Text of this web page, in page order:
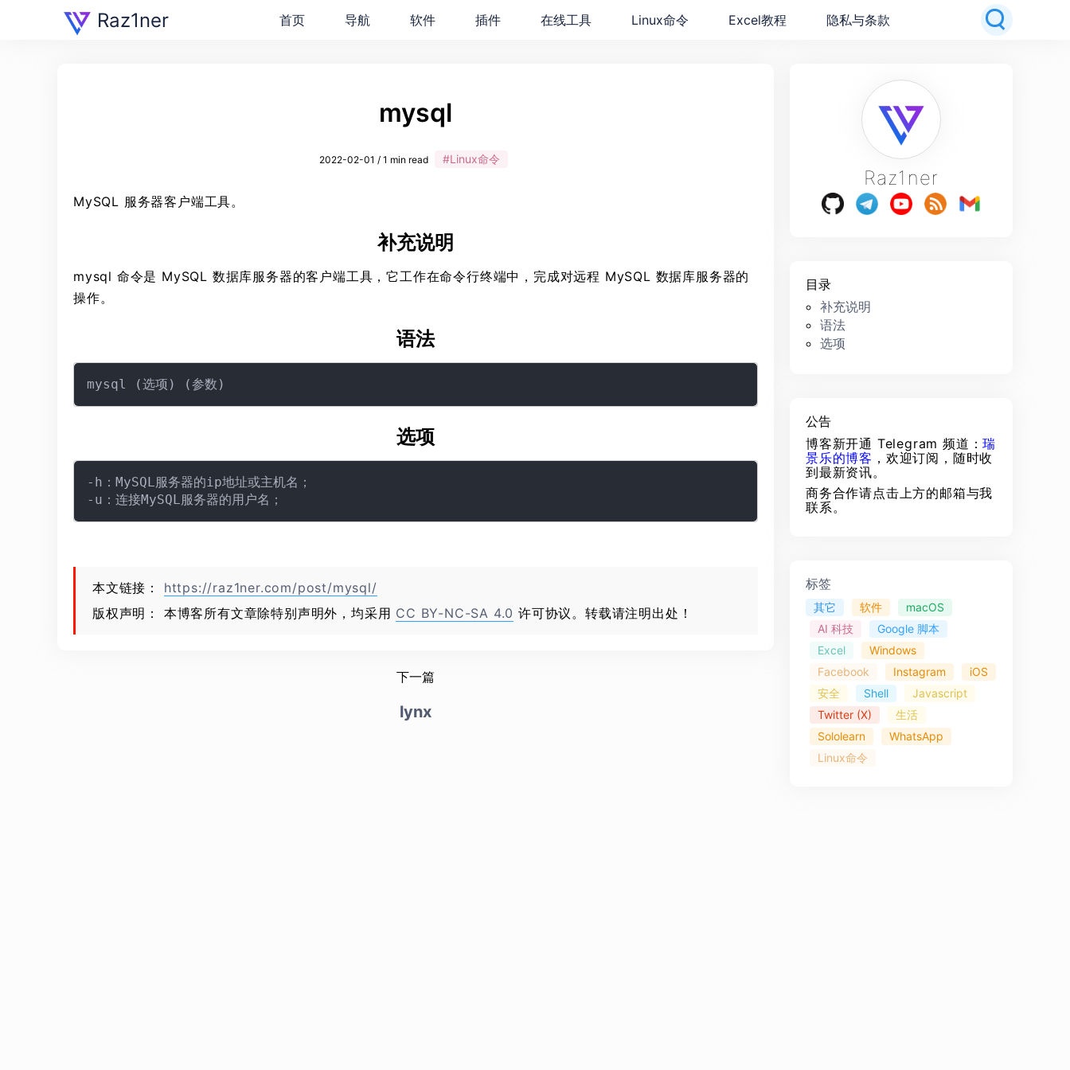
Raz1ner 首页 导航 软件 插件 在线工具 Linux命令 Excel教程 隐私与条款
mysql
2022-02-01 / 1 min read #Linux命令
MySQL 服务器客户端工具。
补充说明
mysql 命令是 MySQL 数据库服务器的客户端工具，它工作在命令行终端中，完成对远程 MySQL 数据库服务器的
操作。
语法
选项
-h：MySQL服务器的ip地址或主机名；
本文链接： https://raz1ner.com/post/mysql/
版权声明： 本博客所有文章除特别声明外，均采用 CC BY-NC-SA 4.0 许可协议。转载请注明出处！
下一篇
lynx
Raz1ner
目录
补充说明
语法
选项
公告
博客新开通 Telegram 频道：瑞
景乐的博客 ，欢迎订阅，随时收
到最新资讯。
商务合作请点击上方的邮箱与我
联系。
标签
其它 软件
macOS
AI 科技
Google 脚本
Excel
Windows
Facebook
Instagram
iOS
安全
Shell
Javascript
Twitter (X)
生活
Sololearn
WhatsApp
Linux命令